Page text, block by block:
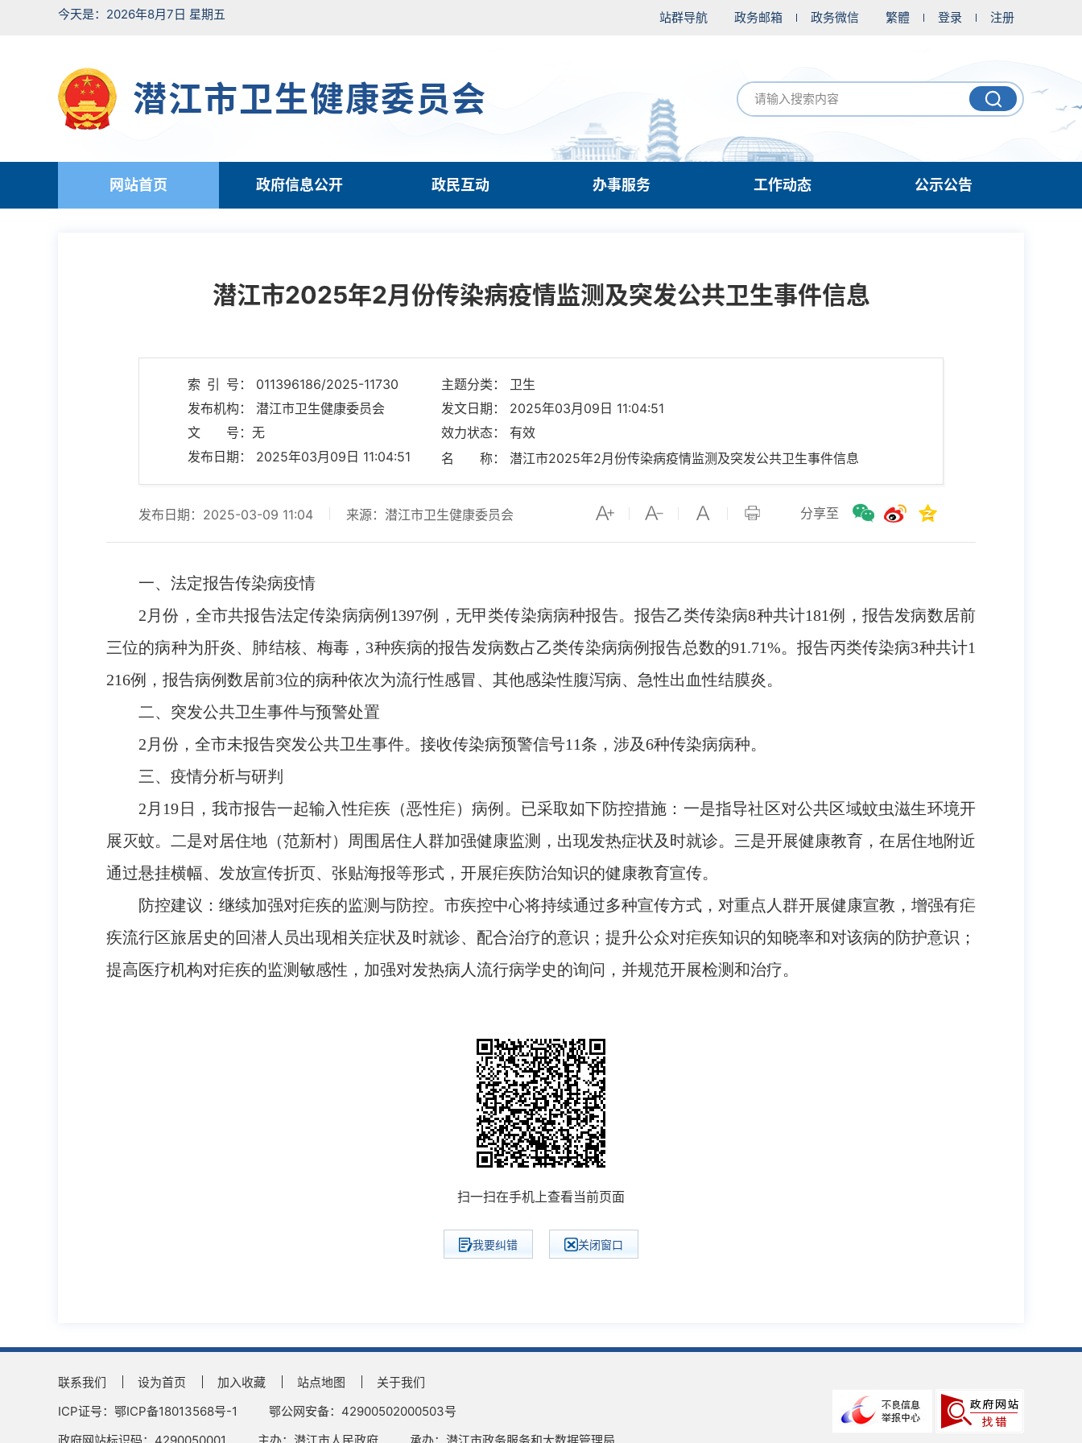
今天是：2026年8月7日 星期五 站群导航 政务邮箱 政务微信 繁體 登录 注册
潜江市卫生健康委员会
网站首页 政府信息公开 政民互动 办事服务 工作动态 公示公告
潜江市2025年2月份传染病疫情监测及突发公共卫生事件信息
索 引 号： 011396186/2025-11730
主题分类： 卫生
发布机构： 潜江市卫生健康委员会
发文日期： 2025年03月09日 11:04:51
文 号：无
效力状态： 有效
发布日期： 2025年03月09日 11:04:51
名 称： 潜江市2025年2月份传染病疫情监测及突发公共卫生事件信息
分享至
发布日期：2025-03-09 11:04 来源：潜江市卫生健康委员会
一、法定报告传染病疫情
2月份，全市共报告法定传染病病例1397例，无甲类传染病病种报告。报告乙类传染病8种共计181例，报告发病数居前
三位的病种为肝炎、肺结核、梅毒，3种疾病的报告发病数占乙类传染病病例报告总数的91.71%。报告丙类传染病3种共计1
216例，报告病例数居前3位的病种依次为流行性感冒、其他感染性腹泻病、急性出血性结膜炎。
二、突发公共卫生事件与预警处置
2月份，全市未报告突发公共卫生事件。接收传染病预警信号11条，涉及6种传染病病种。
三、疫情分析与研判
2月19日，我市报告一起输入性疟疾（恶性疟）病例。已采取如下防控措施：一是指导社区对公共区域蚊虫滋生环境开
展灭蚊。二是对居住地（范新村）周围居住人群加强健康监测，出现发热症状及时就诊。三是开展健康教育，在居住地附近
通过悬挂横幅、发放宣传折页、张贴海报等形式，开展疟疾防治知识的健康教育宣传。
防控建议：继续加强对疟疾的监测与防控。市疾控中心将持续通过多种宣传方式，对重点人群开展健康宣教，增强有疟
疾流行区旅居史的回潜人员出现相关症状及时就诊、配合治疗的意识；提升公众对疟疾知识的知晓率和对该病的防护意识；
提高医疗机构对疟疾的监测敏感性，加强对发热病人流行病学史的询问，并规范开展检测和治疗。
扫一扫在手机上查看当前页面
我要纠错 关闭窗口
联系我们 设为首页 加入收藏 站点地图
关于我们
ICP证号：鄂ICP备18013568号-1
鄂公网安备：42900502000503号